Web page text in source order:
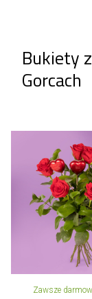
Bukiety
Gorcach
Zawsze